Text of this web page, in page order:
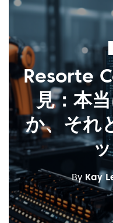
Resorte
見：本
か、それ
By Kay